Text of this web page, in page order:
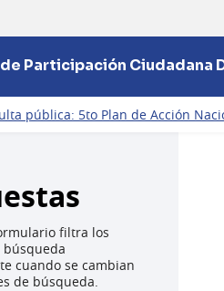
Participación Ciudadana
pública: 5to Plan de Acción
filtra los
cuando se cambian
de búsqueda.